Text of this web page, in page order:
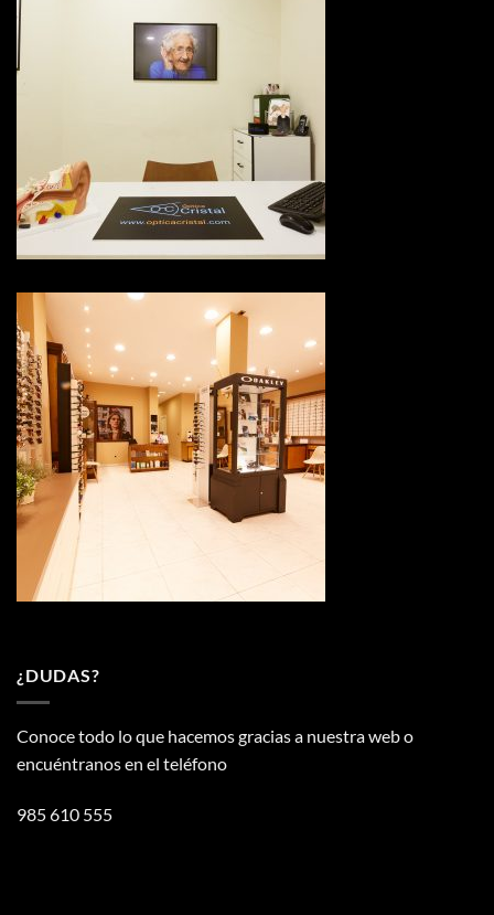
¿DUDAS?
Conoce todo lo que hacemos gracias a nuestra web o
encuéntranos en el teléfono
985 610 555